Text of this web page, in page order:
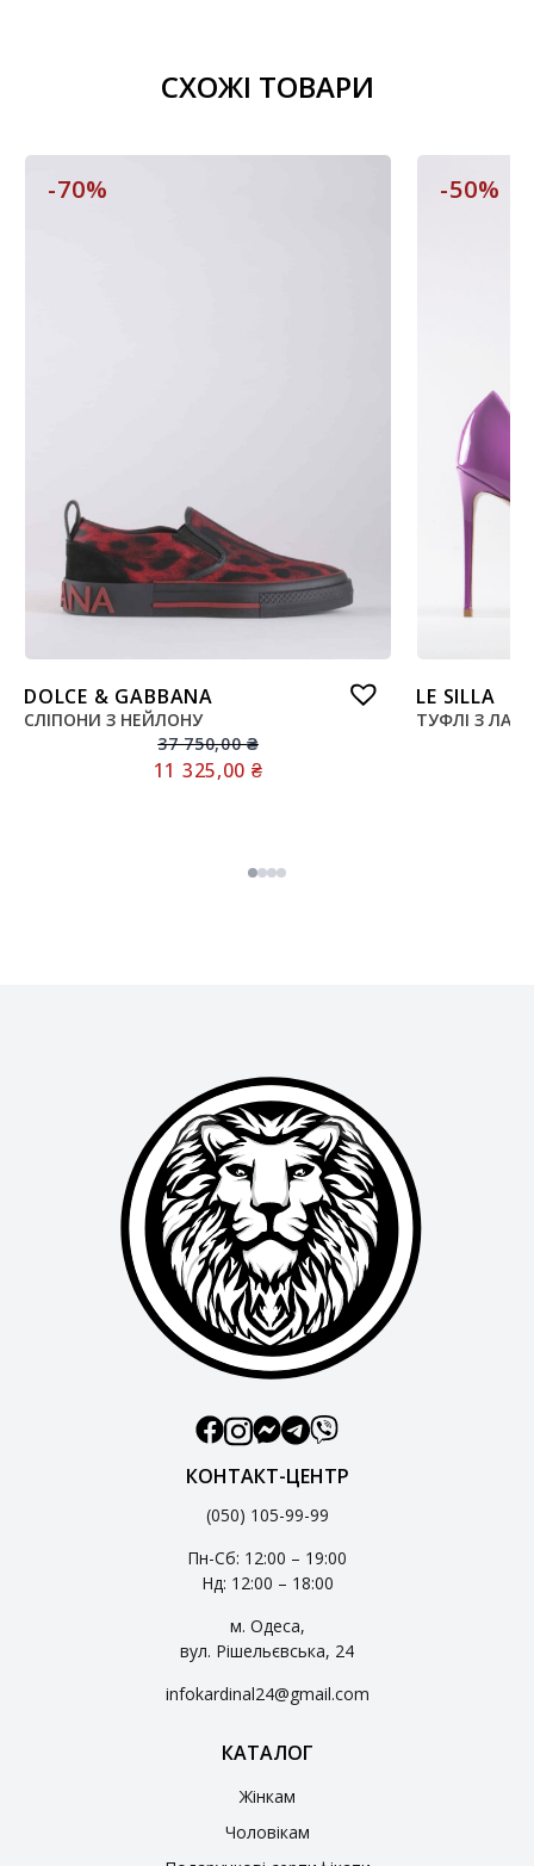
СХОЖІ ТОВАРИ
-70%
DOLCE & GABBANA
СЛІПОНИ З НЕЙЛОНУ
37 750,00₴
11 325,00 ₴
-50%
LE SILLA
ТУФЛІ З
КОНТАКТ-ЦЕНТР
(050) 105-99-99
Пн-Сб: 12:00 – 19:00
Нд: 12:00 – 18:00
м. Одеса,
вул. Рішельєвська, 24
infokardinal24@gmail.com
КАТАЛОГ
Жінкам
Чоловікам